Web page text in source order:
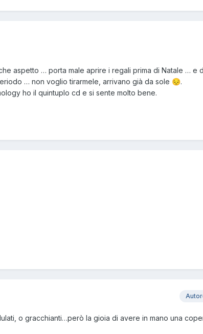
aspetto … porta male aprire i regali prima di Natale … e
… non voglio tirarmele, arrivano già da sole 😔.
ho il quintuplo cd e si sente molto bene.
o gracchianti…però la gioia di avere in mano una